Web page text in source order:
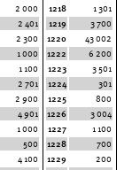
2 000
2 401
2 300
1 000
1 100
2 701
2 900
4 901
1 000
500
4 100
1218
1 301
1219
3 700
1220
43 002
1222
6 200
1223
3 501
1224
301
1225
800
1226
3 004
1227
1 100
1228
700
1229
200